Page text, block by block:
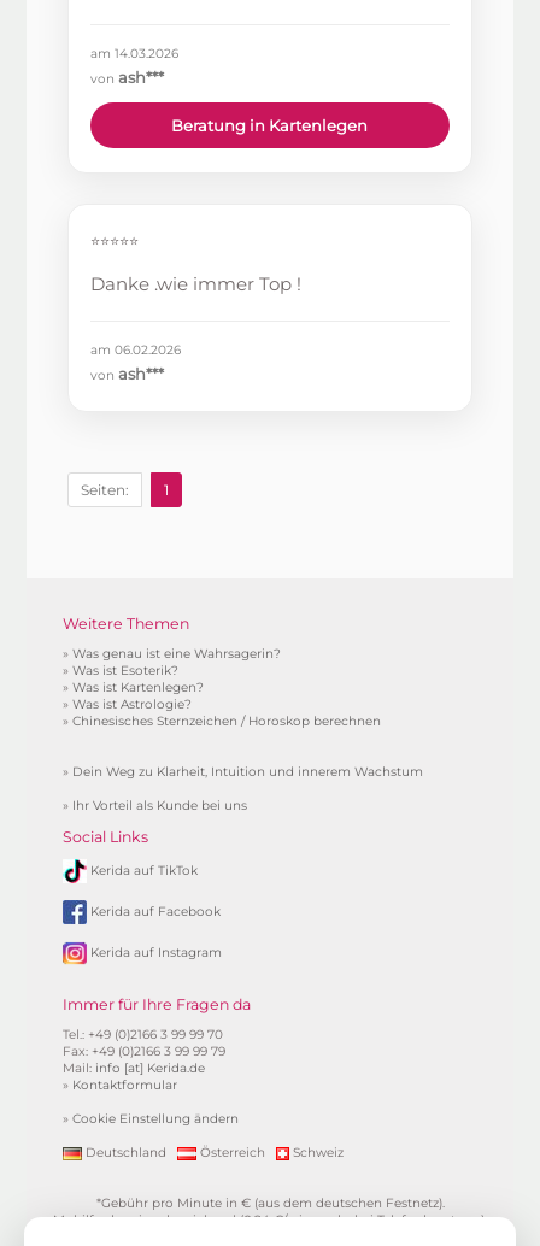
am 14.03.2026
vonash***
Beratung in Kartenlegen
⭐⭐⭐⭐⭐
Danke .wie immer Top !
am 06.02.2026
vonash***
Seiten: 1
Weitere Themen
»Was genau ist eine Wahrsagerin?
»Was ist Esoterik?
»Was ist Kartenlegen?
»Was ist Astrologie?
»Chinesisches Sternzeichen / Horoskop berechnen
» Dein Weg zu Klarheit, Intuition und innerem Wachstum
» Ihr Vorteil als Kunde bei uns
Social Links
Kerida auf TikTok
Kerida auf Facebook
Kerida auf Instagram
Immer für Ihre Fragen da
Tel.: +49 (0)2166 3 99 99 70
Fax: +49 (0)2166 3 99 99 79
Mail: info [at] Kerida.de
» Kontaktformular
»Cookie Einstellung ändern
Deutschland Österreich Schweiz
*Gebühr pro Minute in € (aus dem deutschen Festnetz).
Mobilfunkpreise abweichend (0,24 €/min. mehr bei Telefonberatung).